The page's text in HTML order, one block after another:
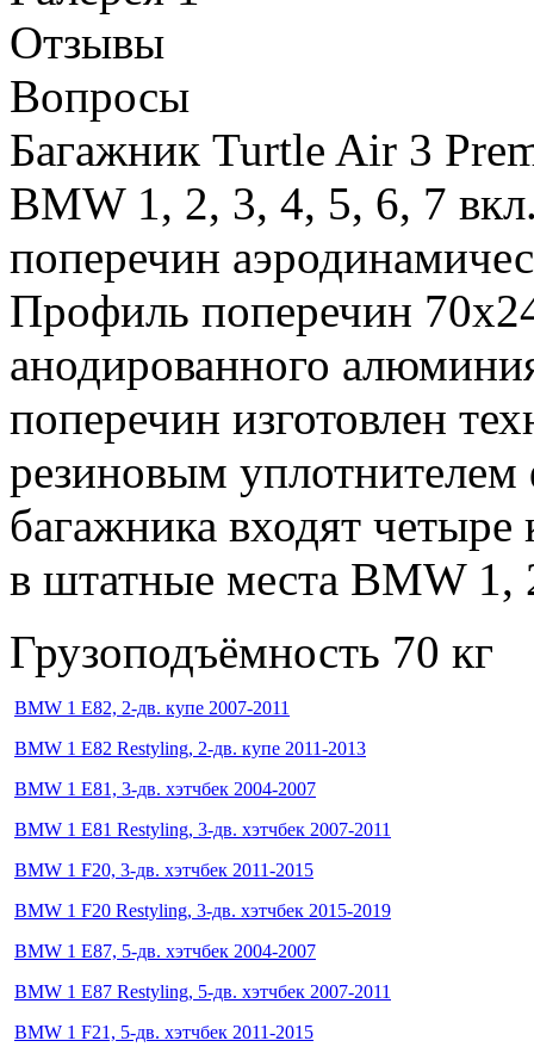
Отзывы
Вопросы
Багажник Turtle Air 3
BMW 1, 2, 3, 4, 5, 6, 7
поперечин
Профиль поперечин
анодированного
поперечин изготовлен
резиновым
багажника входят
в штатные места BMW 1,
Грузоподъёмность 70 кг
BMW 1 E82, 2-дв. купе 2007-2011
BMW 1 E82 Restyling, 2-дв. купе 2011-2013
BMW 1 E81, 3-дв. хэтчбек 2004-2007
BMW 1 E81 Restyling, 3-дв. хэтчбек 2007-2011
BMW 1 F20, 3-дв. хэтчбек 2011-2015
BMW 1 F20 Restyling, 3-дв. хэтчбек 2015-2019
BMW 1 E87, 5-дв. хэтчбек 2004-2007
BMW 1 E87 Restyling, 5-дв. хэтчбек 2007-2011
BMW 1 F21, 5-дв. хэтчбек 2011-2015